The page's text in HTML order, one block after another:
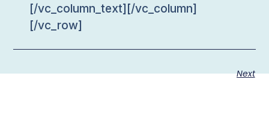
[/vc_column_text][/vc_column]
[/vc_row]
Next